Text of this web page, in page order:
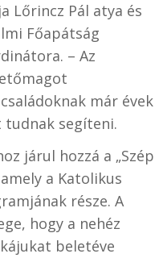
Lőrincz Pál atya és
Főapátság
– Az
már évek
segíteni.
járul hozzá a „Szép
a Katolikus
része. A
hogy a nehéz
beletéve